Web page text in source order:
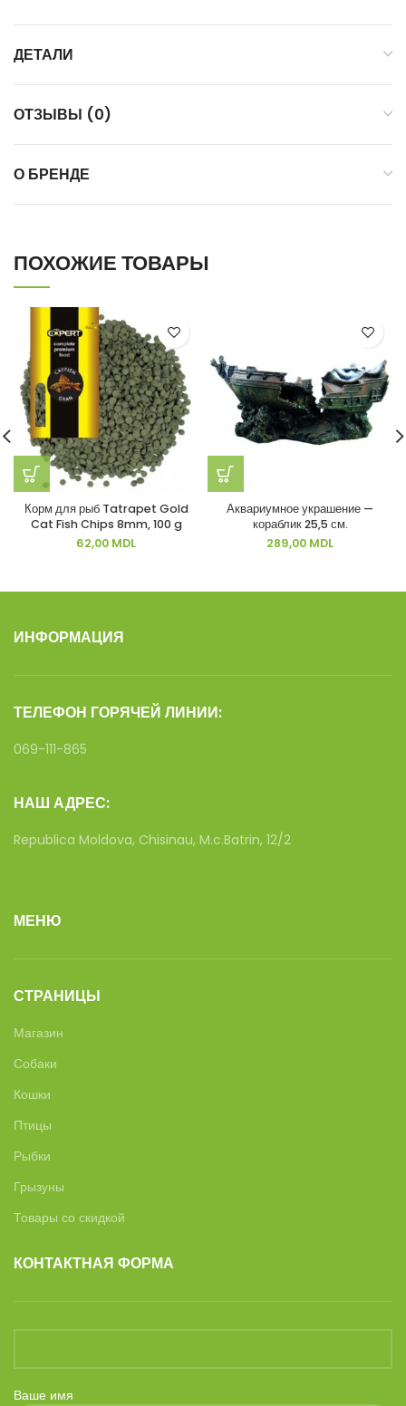
ДЕТАЛИ
ОТЗЫВЫ (0)
О БРЕНДЕ
ПОХОЖИЕ ТОВАРЫ
Корм для рыб Tatrapet Gold
Cat Fish Chips 8mm, 100 g
62,00 MDL
Аквариумное украшение —
кораблик 25,5 см.
289,00 MDL
ИНФОРМАЦИЯ
ТЕЛЕФОН ГОРЯЧЕЙ ЛИНИИ:
069-111-865
НАШ АДРЕС:
Republica Moldova, Chisinau, M.c.Batrin, 12/2
МЕНЮ
СТРАНИЦЫ
Магазин
Собаки
Кошки
Птицы
Рыбки
Грызуны
Товары со скидкой
КОНТАКТНАЯ ФОРМА
Ваше имя